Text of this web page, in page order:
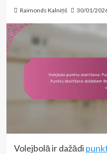
Raimonds Kalniņš 30/01/
Volejbolā ir dažādi